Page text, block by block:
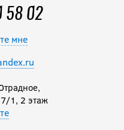
58 02
мне
1, 2 этаж